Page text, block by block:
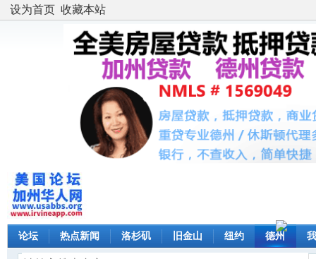
设为首页 收藏本站
论坛 热点新闻 洛杉矶 旧金山 纽约 德州